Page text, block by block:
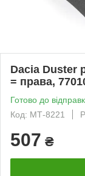
Dacia Duster
= права,
Готово до
Код: МТ-8221
507 ₴